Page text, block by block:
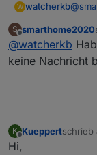
W watcherkb@
S
Offline
smarthome2020
@watcherkb
keine Nachricht
K Kueppertschrieb
zuletzt
Hi,